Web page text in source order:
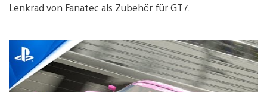
Lenkrad von Fanatec als Zubehör für GT7.